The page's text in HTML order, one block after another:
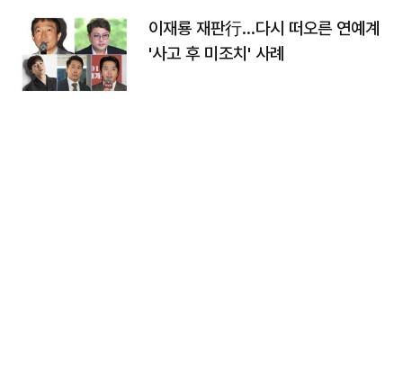
이재룡 재판行…다시 떠오른 연예계
'사고 후 미조치' 사례